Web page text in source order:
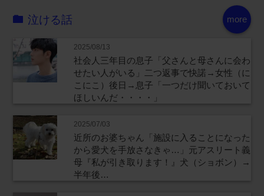
more
泣ける話
2025/08/13
社会人三年目の息子「父さんと母さんに会わ
せたい人がいる」二つ返事で快諾→女性（に
こにこ）後日→息子「一つだけ聞いておいて
ほしいんだ・・・・」
2025/07/03
近所のお婆ちゃん「施設に入ることになった
から愛犬を手放さなきゃ…」元アスリート義
母『私が引き取ります！』犬（ショボン）→
半年後…